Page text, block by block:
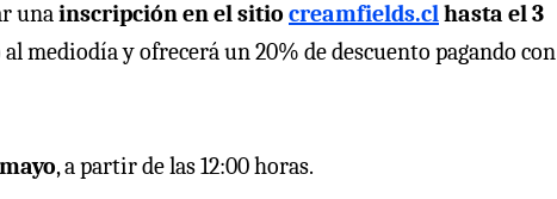
unainscripción en el sitio creamfields.clhasta el 3
mediodía y ofrecerá un 20% de descuento pagando con
, a partir de las 12:00 horas.